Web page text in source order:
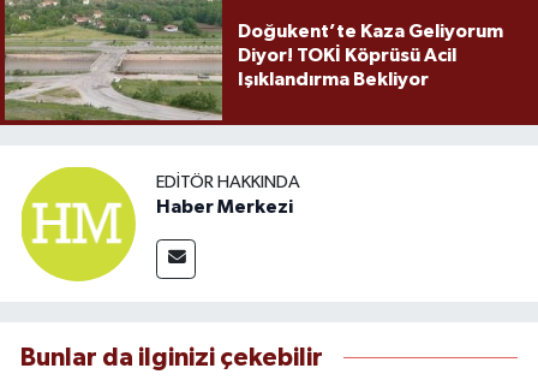
Doğukent’te Kaza Geliyorum
Diyor! TOKİ Köprüsü Acil
Işıklandırma Bekliyor
EDITÖR HAKKINDA
Haber Merkezi
Bunlar da ilginizi çekebilir